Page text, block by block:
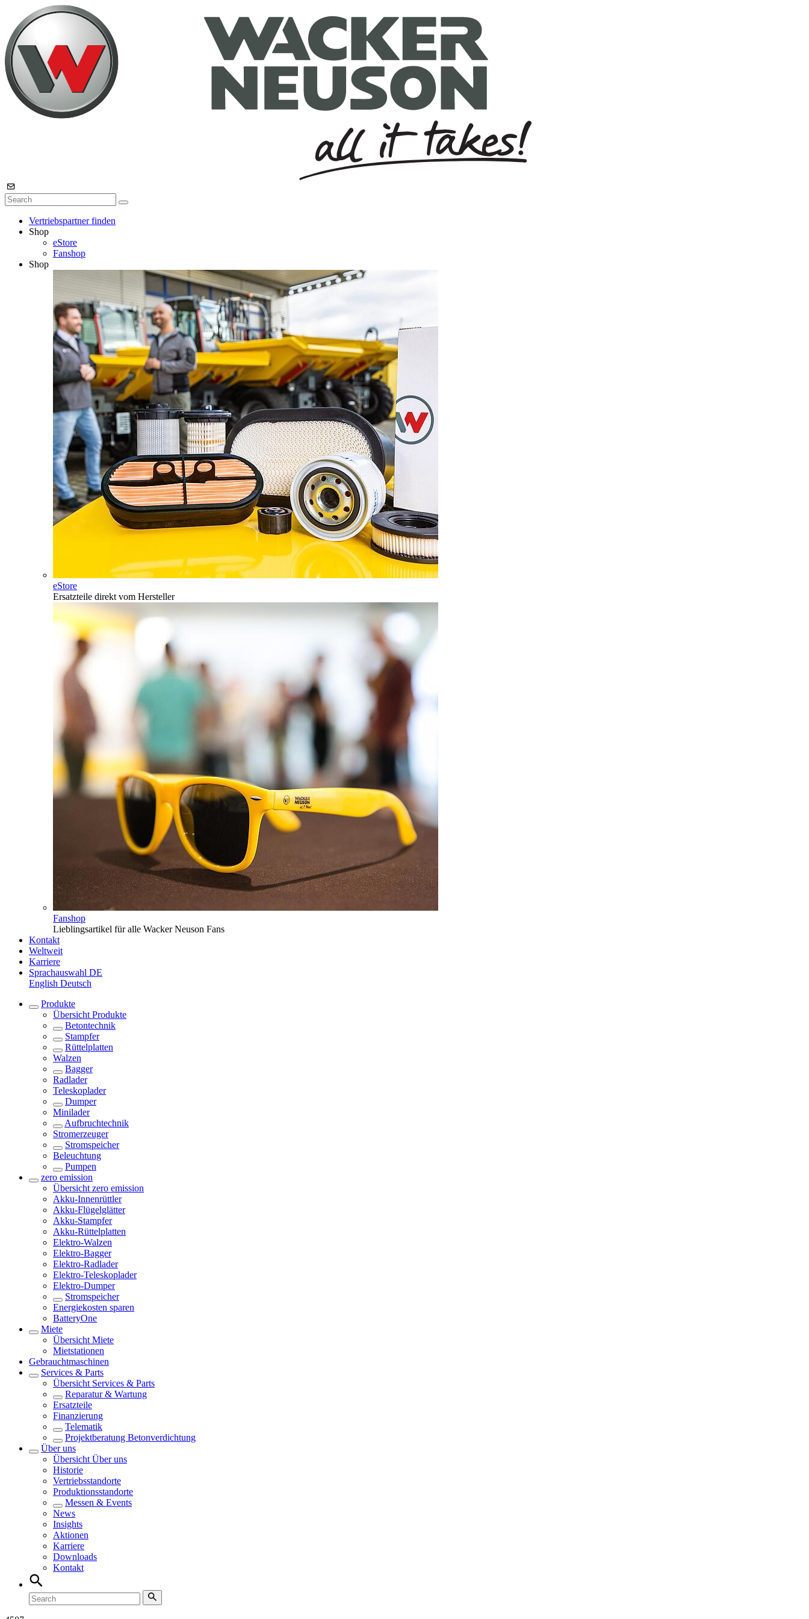
Vertriebspartner finden
Shop
eStore
Fanshop
Shop
eStore
Ersatzteile direkt vom Hersteller
Fanshop
Lieblingsartikel für alle Wacker Neuson Fans
Kontakt
Weltweit
Karriere
Sprachauswahl DE
English Deutsch
Produkte
Übersicht Produkte
Betontechnik
Stampfer
Rüttelplatten
Walzen
Bagger
Radlader
Teleskoplader
Dumper
Minilader
Aufbruchtechnik
Stromerzeuger
Stromspeicher
Beleuchtung
Pumpen
zero emission
Übersicht zero emission
Akku-Innenrüttler
Akku-Flügelglätter
Akku-Stampfer
Akku-Rüttelplatten
Elektro-Walzen
Elektro-Bagger
Elektro-Radlader
Elektro-Teleskoplader
Elektro-Dumper
Stromspeicher
Energiekosten sparen
BatteryOne
Miete
Übersicht Miete
Mietstationen
Gebrauchtmaschinen
Services & Parts
Übersicht Services & Parts
Reparatur & Wartung
Ersatzteile
Finanzierung
Telematik
Projektberatung Betonverdichtung
Über uns
Übersicht Über uns
Historie
Vertriebsstandorte
Produktionsstandorte
Messen & Events
News
Insights
Aktionen
Karriere
Downloads
Kontakt